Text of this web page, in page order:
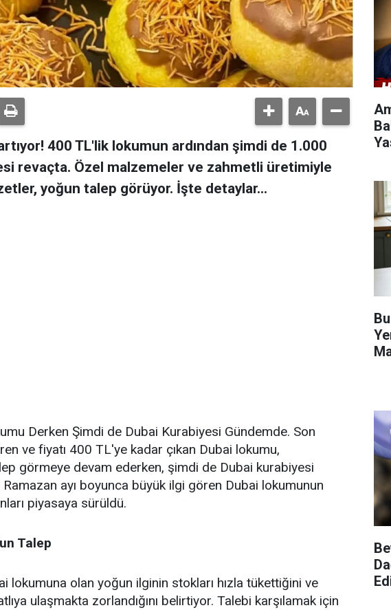
400 TL'lik lokumun ardından şimdi de 1.000
revaçta. Özel malzemeler ve zahmetli üretimiyle
yoğun talep görüyor. İşte detaylar...
Derken Şimdi de Dubai Kurabiyesi Gündemde. Son
ve fiyatı 400 TL'ye kadar çıkan Dubai lokumu,
görmeye devam ederken, şimdi de Dubai kurabiyesi
ayı boyunca büyük ilgi gören Dubai lokumunun
piyasaya sürüldü.
Talep
lokumuna olan yoğun ilginin stokları hızla tükettiğini ve
ulaşmakta zorlandığını belirtiyor. Talebi karşılamak için